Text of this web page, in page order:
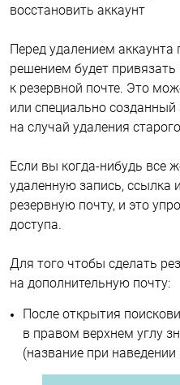
восстановить аккаунт
Перед удалением
решением будет
к резервной почте. Это
или специально созданный
на случай удаления
Если вы когда-нибудь все
удаленную запись, ссылка
резервную почту, и это
доступа.
Для того чтобы сделать
на дополнительную почту:
После открытия
в правом верхнем углу
(название при